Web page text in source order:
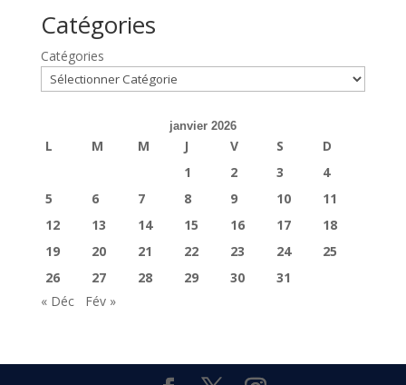
Catégories
Catégories
janvier 2026
L M M J V S
D
1
2 3
4
5
6 7 8 9 10
11
12
13 14 15 16 17
18
19
20 21 22 23 24
25
26
27 28 29 30
31
« Déc
Fév »